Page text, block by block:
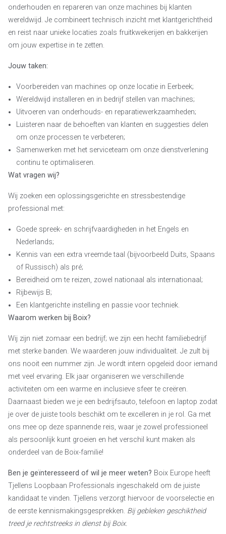
onderhouden en repareren van onze machines bij klanten
wereldwijd. Je combineert technisch inzicht met klantgerichtheid
en reist naar unieke locaties zoals fruitkwekerijen en bakkerijen
om jouw expertise in te zetten.
Jouw taken:
Voorbereiden van machines op onze locatie in Eerbeek;
Wereldwijd installeren en in bedrijf stellen van machines;
Uitvoeren van onderhouds- en reparatiewerkzaamheden;
Luisteren naar de behoeften van klanten en suggesties delen
om onze processen te verbeteren;
Samenwerken met het serviceteam om onze dienstverlening
continu te optimaliseren.
Wat vragen wij?
Wij zoeken een oplossingsgerichte en stressbestendige
professional met:
Goede spreek- en schrijfvaardigheden in het Engels en
Nederlands;
Kennis van een extra vreemde taal (bijvoorbeeld Duits, Spaans
of Russisch) als pré;
Bereidheid om te reizen, zowel nationaal als internationaal;
Rijbewijs B;
Een klantgerichte instelling en passie voor techniek.
Waarom werken bij Boix?
Wij zijn niet zomaar een bedrijf; we zijn een hecht familiebedrijf
met sterke banden. We waarderen jouw individualiteit. Je zult bij
ons nooit een nummer zijn. Je wordt intern opgeleid door iemand
met veel ervaring. Elk jaar organiseren we verschillende
activiteiten om een warme en inclusieve sfeer te creëren.
Daarnaast bieden we je een bedrijfsauto, telefoon en laptop zodat
je over de juiste tools beschikt om te excelleren in je rol. Ga met
ons mee op deze spannende reis, waar je zowel professioneel
als persoonlijk kunt groeien en het verschil kunt maken als
onderdeel van de Boix-familie!
Ben je geïnteresseerd of wil je meer weten? Boix Europe heeft
Tjellens Loopbaan Professionals ingeschakeld om de juiste
kandidaat te vinden. Tjellens verzorgt hiervoor de voorselectie en
de eerste kennismakingsgesprekken. Bij gebleken geschiktheid
treed je rechtstreeks in dienst bij Boix.